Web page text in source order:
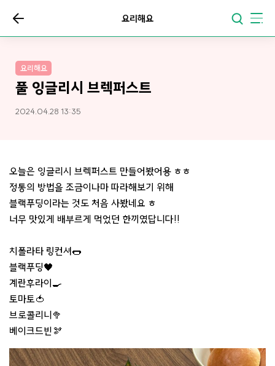
요리해요
요리해요
풀 잉글리시 브렉퍼스트
2024.04.28 13:35
오늘은 잉글리시 브렉퍼스트 만들어봤어용 ㅎㅎ
정통의 방법을 조금이나마 따라해보기 위해
블랙푸딩이라는 것도 처음 사봤네요 ㅎ
너무 맛있게 배부르게 먹었던 한끼였답니다!!
치폴라타 링컨셔🌭
블랙푸딩🖤
계란후라이🍳
토마토🍅
브로콜리니🥦
베이크드빈🫘